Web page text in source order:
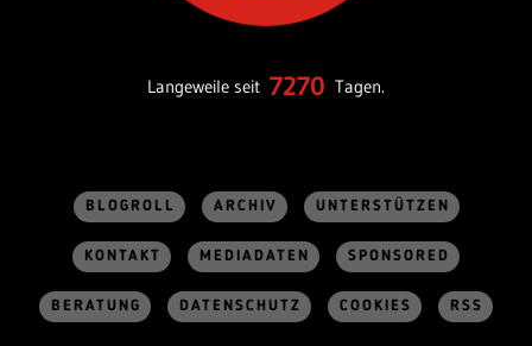
Langeweile seit 7270 Tagen.
BLOGROLL ARCHIV UNTERSTÜTZEN
KONTAKT MEDIADATEN SPONSORED
BERATUNG DATENSCHUTZ COOKIES RSS